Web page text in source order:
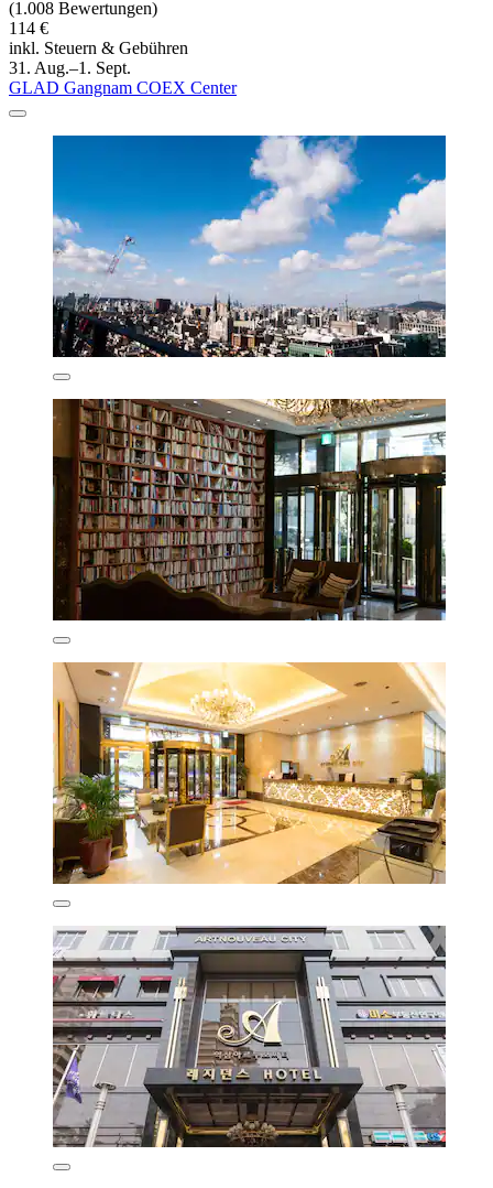
(1.008 Bewertungen)
114 €
inkl. Steuern & Gebühren
31. Aug.–1. Sept.
GLAD Gangnam COEX Center